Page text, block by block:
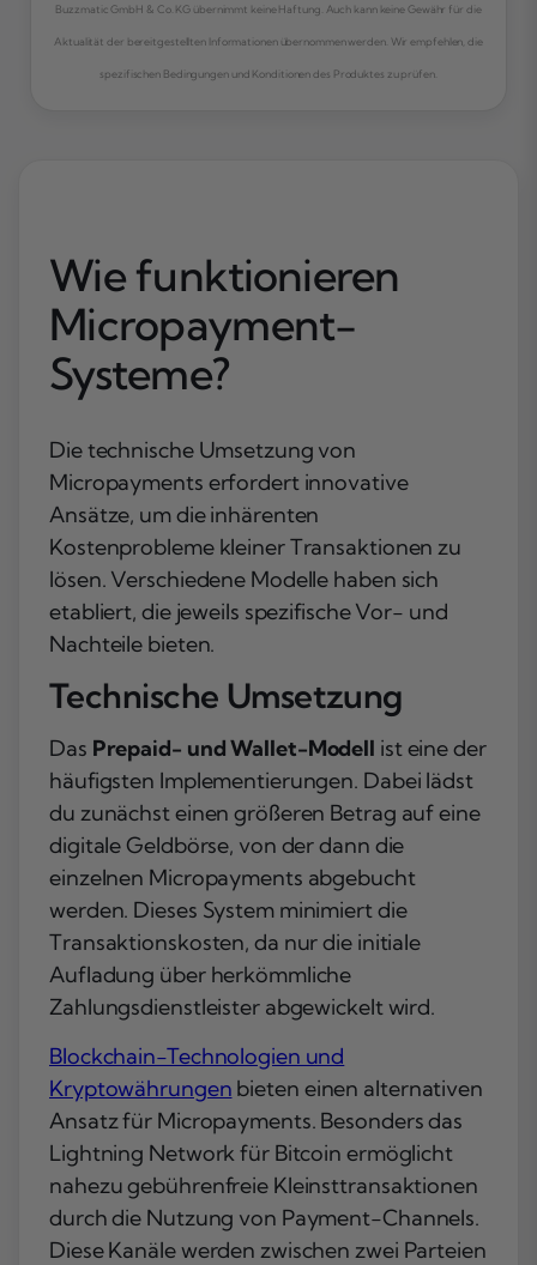
Buzzmatic GmbH & Co. KG übernimmt keine Haftung. Auch kann keine Gewähr für die
Aktualität der bereitgestellten Informationen übernommen werden. Wir empfehlen, die
spezifischen Bedingungen und Konditionen des Produktes zu prüfen.
Wie funktionieren
Micropayment-
Systeme?
Die technische Umsetzung von
Micropayments erfordert innovative
Ansätze, um die inhärenten
Kostenprobleme kleiner Transaktionen zu
lösen. Verschiedene Modelle haben sich
etabliert, die jeweils spezifische Vor- und
Nachteile bieten.
Technische Umsetzung
Das Prepaid- und Wallet-Modell ist eine der
häufigsten Implementierungen. Dabei lädst
du zunächst einen größeren Betrag auf eine
digitale Geldbörse, von der dann die
einzelnen Micropayments abgebucht
werden. Dieses System minimiert die
Transaktionskosten, da nur die initiale
Aufladung über herkömmliche
Zahlungsdienstleister abgewickelt wird.
Blockchain-Technologien und
Kryptowährungen bieten einen alternativen
Ansatz für Micropayments. Besonders das
Lightning Network für Bitcoin ermöglicht
nahezu gebührenfreie Kleinsttransaktionen
durch die Nutzung von Payment-Channels.
Diese Kanäle werden zwischen zwei Parteien